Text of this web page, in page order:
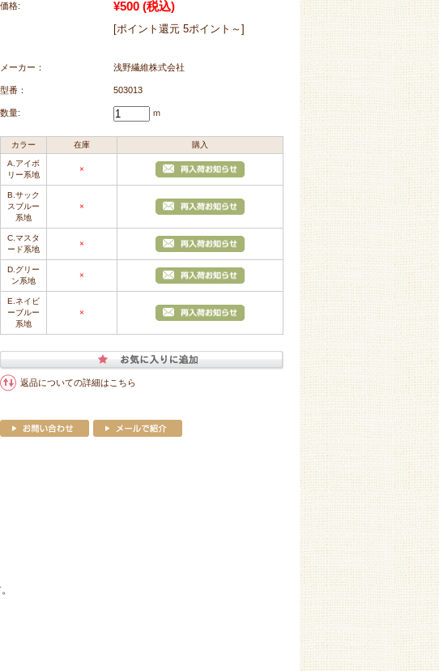
価格: ¥500 (税込)
[ポイント還元 5ポイント～]
メーカー： 浅野繊維株式会社
型番： 503013
数量: ｍ
カラー 在庫 購入
A.アイボ
リー系地
×
B.サック
スブルー
系地
×
C.マスタ
ード系地
×
D.グリー
ン系地
×
E.ネイビ
ーブルー
系地
×
返品についての詳細はこちら